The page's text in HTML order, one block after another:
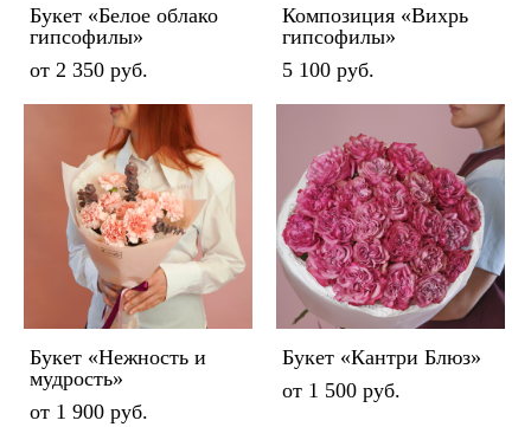
Букет «Белое облако
гипсофилы»
от 2 350 pуб.
Композиция «Вихрь
гипсофилы»
5 100 pуб.
Букет «Нежность и
мудрость»
от 1 900 pуб.
Букет «Кантри Блюз»
от 1 500 pуб.